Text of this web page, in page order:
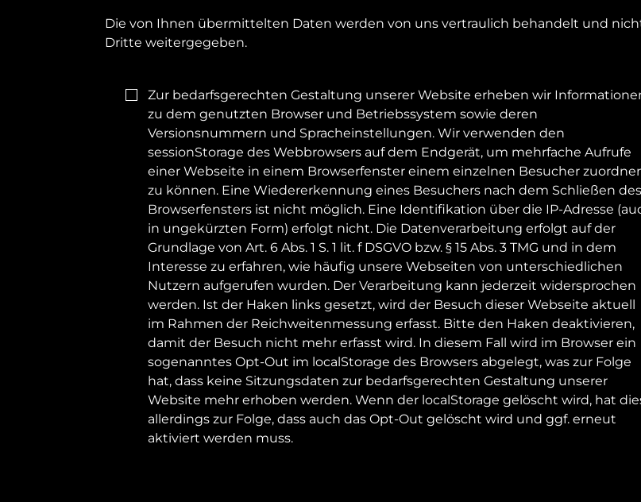
Die von Ihnen übermittelten Daten werden von uns vertraulich behandelt und
Dritte weitergegeben.
Zur bedarfsgerechten Gestaltung unserer Website erheben wir
zu dem genutzten Browser und Betriebssystem sowie deren
Versionsnummern und Spracheinstellungen. Wir verwenden den
sessionStorage des Webbrowsers auf dem Endgerät, um mehrfache Aufrufe
einer Webseite in einem Browserfenster einem einzelnen Besucher
zu können. Eine Wiedererkennung eines Besuchers nach dem Schließen des
Browserfensters ist nicht möglich. Eine Identifikation über die IP-Adresse
in ungekürzten Form) erfolgt nicht. Die Datenverarbeitung erfolgt auf der
Grundlage von Art. 6 Abs. 1 S. 1 lit. f DSGVO bzw. § 15 Abs. 3 TMG und in dem
Interesse zu erfahren, wie häufig unsere Webseiten von unterschiedlichen
Nutzern aufgerufen wurden. Der Verarbeitung kann jederzeit widersprochen
werden. Ist der Haken links gesetzt, wird der Besuch dieser Webseite aktuell
im Rahmen der Reichweitenmessung erfasst. Bitte den Haken deaktivieren,
damit der Besuch nicht mehr erfasst wird. In diesem Fall wird im Browser ein
sogenanntes Opt-Out im localStorage des Browsers abgelegt, was zur Folge
hat, dass keine Sitzungsdaten zur bedarfsgerechten Gestaltung unserer
Website mehr erhoben werden. Wenn der localStorage gelöscht wird, hat
allerdings zur Folge, dass auch das Opt-Out gelöscht wird und ggf. erneut
aktiviert werden muss.